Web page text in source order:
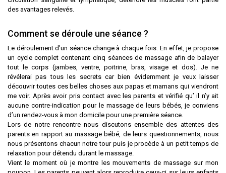
des avantages relevés.
Comment se déroule une séance ?
Le déroulement d’un séance change à chaque fois. En effet, je propose
un cycle complet contenant cinq séances de massage afin de balayer
tout le corps (jambes, ventre, poitrine, bras, visage et dos). Je ne
révélerai pas tous les secrets car bien évidemment je veux laisser
découvrir toutes ces belles choses aux papas et mamans qui viendront
me voir. Après avoir pris contact avec les parents et vérifié qu’ il n’y ait
aucune contre-indication pour le massage de leurs bébés, je conviens
d’un rendez-vous à mon domicile pour une première séance.
Lors de notre rencontre nous discutons ensemble des attentes des
parents en rapport au massage bébé, de leurs questionnements, nous
nous présentons chacun notre tour puis je procède à un petit temps de
relaxation pour détendu durant le massage.
Vient le moment où je montre les mouvements de massage sur mon